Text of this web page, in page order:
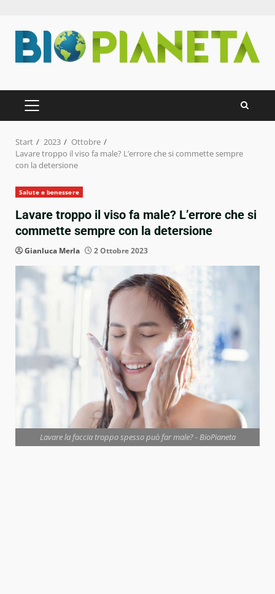
Inhalt
springen
PRIMÄRES
MENÜ
Start 2023
Ottobre
Lavare troppo il viso fa male? L’errore che si commette sempre
con la detersione
Salute e benessere
Lavare troppo il viso fa male? L’errore che si
commette sempre con la detersione
Gianluca Merla 2 Ottobre 2023
Lavare la faccia troppo spesso può far male? - BioPianeta